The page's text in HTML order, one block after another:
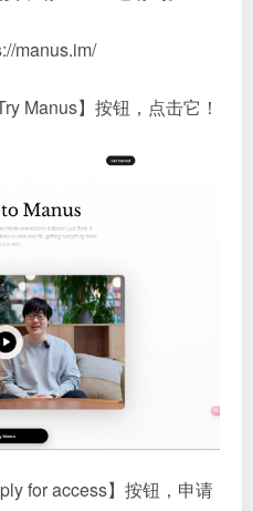
manus.im/
Manus】按钮，点击它！
for access】按钮，申请